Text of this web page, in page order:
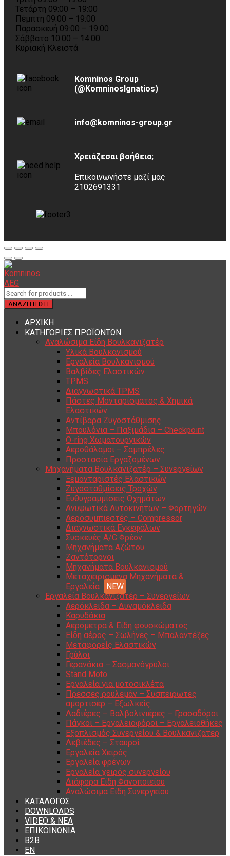
Τετάρτη 09:00 – 19:00
Πέμπτη 09:00 – 19:00
Παρασκευή 09:00 – 19:00
Σάββατο 10:00 – 14:00
Κυριακή Κλειστά
Komninos Group
(@KomninosIgnatios)
info@komninos-group.gr
Χρειάζεσαι βοήθεια;
Επικοινωνήστε μαζί μας
2102691331
ΑΡΧΙΚΗ
ΚΑΤΗΓΟΡΙΕΣ ΠΡΟΪΟΝΤΩΝ
Αναλώσιμα Είδη Βουλκανιζατέρ
Υλικά Βουλκανισμού
Εργαλεία Βουλκανισμού
Βαλβίδες Ελαστικών
TPMS
Διαγνωστικά TPMS
Πάστες Μονταρίσματος & Χημικά
Ελαστικών
Αντίβαρα Ζυγοστάθμισης
Μπουλόνια – Παξιμάδια – Checkpoint
O-ring Χωματουργικών
Αεροθάλαμοι – Σαμπρέλες
Προστασία Εργαζομένων
Μηχανήματα Βουλκανιζατέρ – Συνεργείων
Ξεμονταριστές Ελαστικών
Ζυγοσταθμίσεις Τροχών
Ευθυγραμμίσεις Οχημάτων
Ανυψωτικά Αυτοκινήτων – Φορτηγών
Αεροσυμπιεστές – Compressor
Διαγνωστικά Εγκεφάλων
Συσκευές A/C Φρέον
Μηχανήματα Αζώτου
Ζαντότορνοι
Μηχανήματα Βουλκανισμού
Μεταχειρισμένα Μηχανήματα &
Εργαλεία
Εργαλεία Βουλκανιζατέρ – Συνεργείων
Αερόκλειδα – Δυναμόκλειδα
Καρυδάκια
Αερόμετρα & Είδη φουσκώματος
Είδη αέρος – Σωλήνες – Μπαλαντέζες
Μεταφορείς Ελαστικών
Γρύλοι
Γερανάκια – Σασμανόγρυλοι
Stand Moto
Εργαλεία για μοτοσικλέτα
Πρέσσες ρουλεμάν – Συσπειρωτές
αμορτισέρ – Εξωλκείς
Λαδιέρες – Βαλβολινιέρες – Γρασαδόροι
Πάγκοι – Εργαλειοφόροι – Εργαλειοθήκες
Εξοπλισμός Συνεργείου & Βουλκανιζατερ
Λεβιέδες – Σταυροί
Εργαλεία Χειρός
Εργαλεία φρένων
Εργαλεία χειρός συνεργείου
Διάφορα Είδη Φανοποιείου
Αναλώσιμα Είδη Συνεργείου
ΚΑΤΑΛΟΓΟΣ
DOWNLOADS
VIDEO & ΝΕΑ
ΕΠΙΚΟΙΝΩΝΙΑ
B2B
ΕΝ